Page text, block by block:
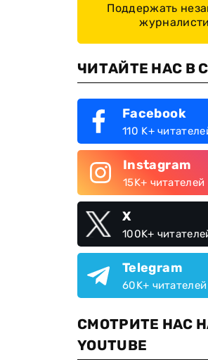
Поддержать
ЧИТАЙТЕ НАС В
Facebook
110 K+
Instagram
15K+ читателей
X
100K+
Telegram
60K+ читателей
СМОТРИТЕ НАС
YOUTUBE